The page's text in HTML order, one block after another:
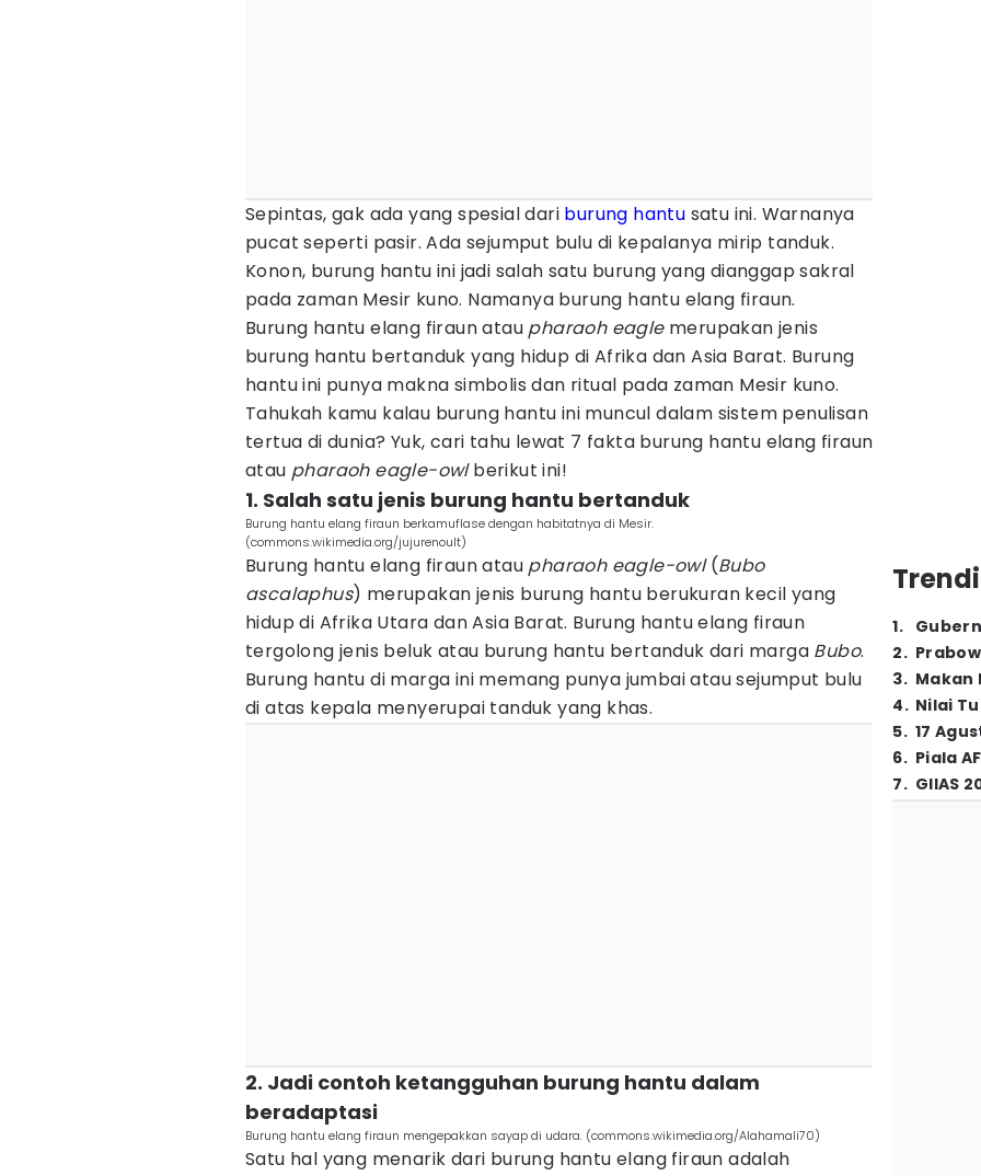
Sepintas, gak ada yang spesial dari burung hantu satu ini. Warnanya
pucat seperti pasir. Ada sejumput bulu di kepalanya mirip tanduk.
Konon, burung hantu ini jadi salah satu burung yang dianggap sakral
pada zaman Mesir kuno. Namanya burung hantu elang firaun.
Burung hantu elang firaun atau pharaoh eaglemerupakan jenis
burung hantu bertanduk yang hidup di Afrika dan Asia Barat. Burung
hantu ini punya makna simbolis dan ritual pada zaman Mesir kuno.
Tahukah kamu kalau burung hantu ini muncul dalam sistem penulisan
tertua di dunia? Yuk, cari tahu lewat 7 fakta burung hantu elang firaun
atau pharaoh eagle-owlberikut ini!
1. Salah satu jenis burung hantu bertanduk
Burung hantu elang firaun berkamuflase dengan habitatnya di Mesir.
(commons.wikimedia.org/jujurenoult)
Burung hantu elang firaun atau pharaoh eagle-owl(Bubo
ascalaphus) merupakan jenis burung hantu berukuran kecil yang
hidup di Afrika Utara dan Asia Barat. Burung hantu elang firaun
tergolong jenis beluk atau burung hantu bertanduk dari marga Bubo.
Burung hantu di marga ini memang punya jumbai atau sejumput bulu
di atas kepala menyerupai tanduk yang khas.
2. Jadi contoh ketangguhan burung hantu dalam
beradaptasi
Burung hantu elang firaun mengepakkan sayap di udara. (commons.wikimedia.org/Alahamali70)
Satu hal yang menarik dari burung hantu elang firaun adalah
1.
2.
3. Makan
4. Nilai
5. 17
6. Piala
7. GIIAS